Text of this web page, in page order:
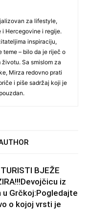
za lifestyle,
Hercegovine i regije.
inspiraciju,
– bilo da je riječ o
Sa smislom za
Mirza redovno prati
i piše sadržaj koji je
BJEŽE
iz
u Grčkoj:Pogledajte
o kojoj vrsti je